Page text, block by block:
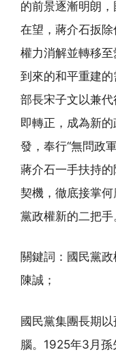
的前景逐漸明朗
在望，蔣介石扳
權力消解並轉移
到來的和平重建
部長宋子文以兼
即轉正，成為新
發，奉行“無問政
蔣介石一手扶持
契機，徹底接掌
黨政權新的二把手
關鍵詞：國民黨
陳誠；
國民黨集團長期
腦。1925年3月